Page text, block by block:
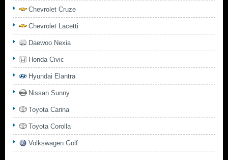
Chevrolet Cruze
Chevrolet Lacetti
Daewoo Nexia
Honda Civic
Hyundai Elantra
Nissan Sunny
Toyota Carina
Toyota Corolla
Volkswagen Golf